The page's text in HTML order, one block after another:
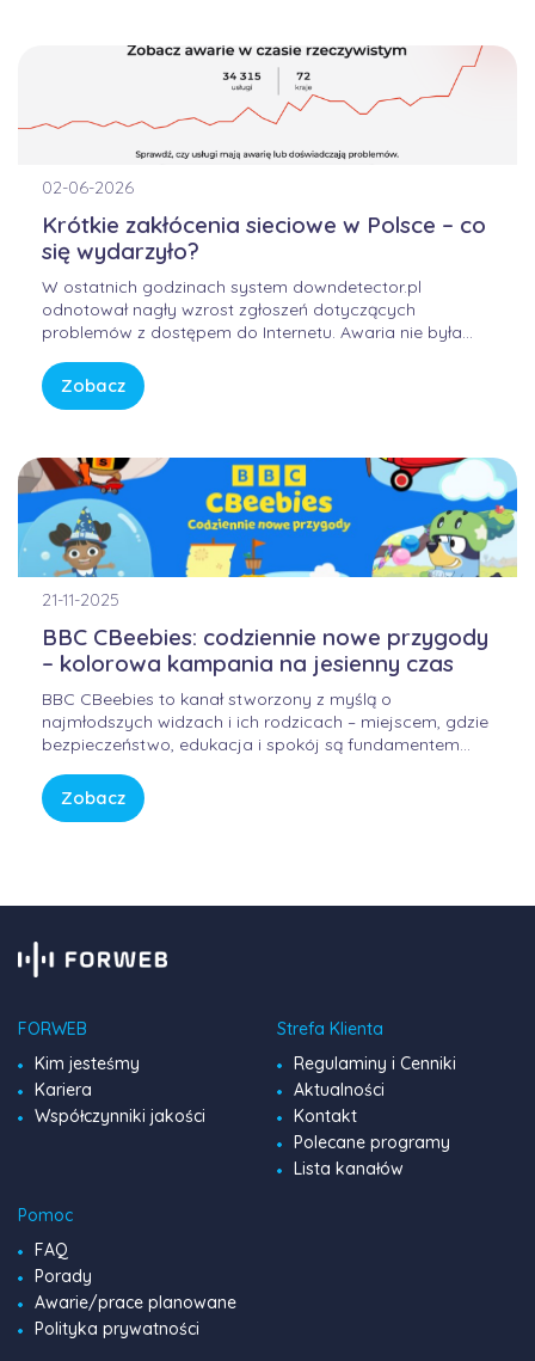
02-06-2026
Krótkie zakłócenia sieciowe w Polsce – co
się wydarzyło?
W ostatnich godzinach system downdetector.pl
odnotował nagły wzrost zgłoszeń dotyczących
problemów z dostępem do Internetu. Awaria nie była
lecz wynikała z przejściowego błędu w globalnej
infrastrukturze trasowania danych. Internet przypomina
Zobacz
21-11-2025
BBC CBeebies: codziennie nowe przygody
– kolorowa kampania na jesienny czas
BBC CBeebies to kanał stworzony z myślą o
najmłodszych widzach i ich rodzicach – miejscem, gdzie
bezpieczeństwo, edukacja i spokój są fundamentem
tempa, CBeebies oferuje przestrzeń, w której dzieci
mogą odkrywać świat w sposób bezpieczny, kreatywny i
Zobacz
FORWEB
Kim jesteśmy
Kariera
Współczynniki jakości
Strefa Klienta
Regulaminy i Cenniki
Aktualności
Kontakt
Polecane programy
Lista kanałów
Pomoc
FAQ
Porady
Awarie/prace planowane
Polityka prywatności